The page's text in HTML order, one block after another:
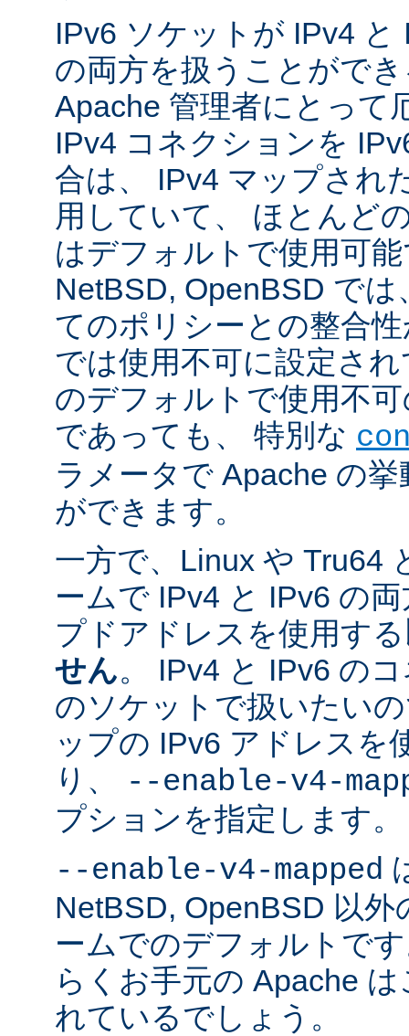
IPv6 ソケットが IPv4
の両方を扱うことがで
Apache 管理者にとって
IPv4 コネクションを
合は、 IPv4 マップされ
用していて、 ほとんど
はデフォルトで使用可
NetBSD, OpenBSD で
てのポリシーとの整合
では使用不可に設定さ
のデフォルトで使用不
であっても、 特別な
ラメータで Apache の
ができます。
一方で、Linux や Tru64
ームで IPv4 と IPv6 の
プドアドレスを使用する
せん。 IPv4 と IPv6 の
のソケットで扱いたい
ップの IPv6 アドレスを
り、
--enable-v4-
プションを指定します。
--enable-v4-mapped
NetBSD, OpenBSD 以
ームでのデフォルトで
らくお手元の Apache
れているでしょう。